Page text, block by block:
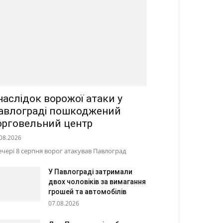
ворожої атаки у
пошкоджений
центр
8 серпня ворог атакував Павлоград
У Павлограді затримали
двох чоловіків за вимагання
грошей та автомобілів
07.08.2026